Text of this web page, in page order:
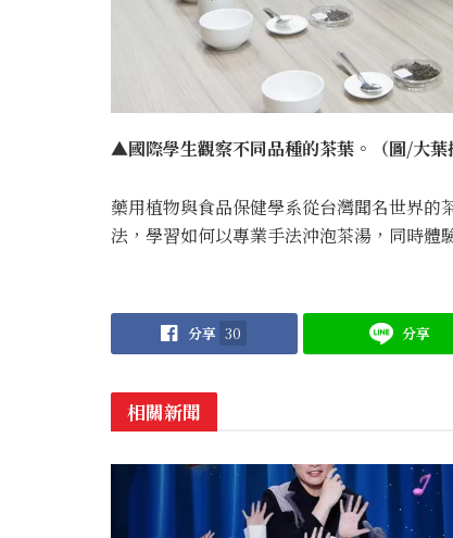
▲國際學生觀察不同品種的茶葉。（圖/大葉
藥用植物與食品保健學系從台灣聞名世界
法，學習如何以專業手法沖泡茶湯，同時體
分享 30 分享
相關新聞